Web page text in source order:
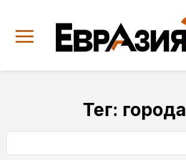
Тег: города